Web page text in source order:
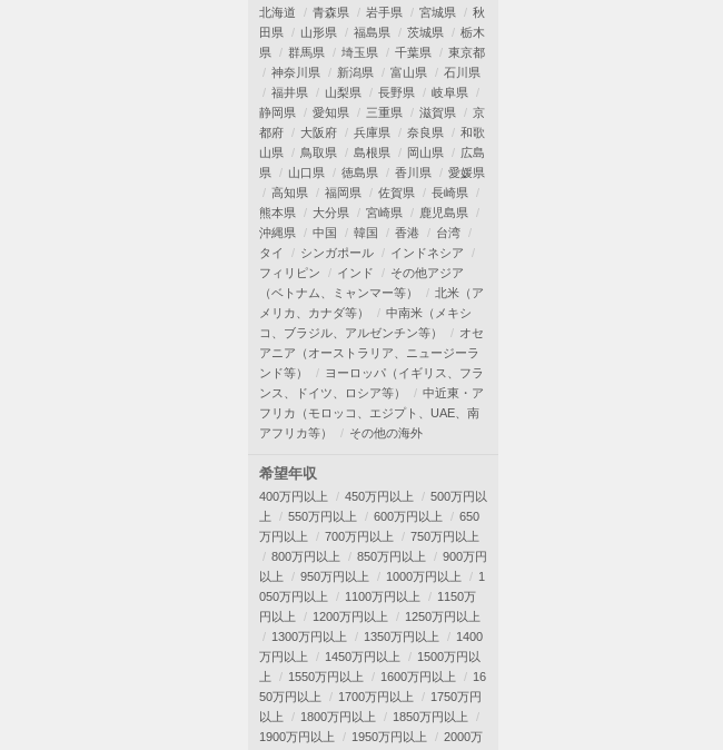
北海道 青森県 岩手県 宮城県
秋
田県
山形県 福島県 茨城県
栃木
県
群馬県 埼玉県 千葉県
東京都
神奈川県
新潟県 富山県
石川県
福井県
山梨県 長野県
岐阜県
静岡県
愛知県 三重県 滋賀県
京
都府
大阪府 兵庫県 奈良県
和歌
山県
鳥取県 島根県 岡山県
広島
県
山口県 徳島県 香川県
愛媛県
高知県
福岡県 佐賀県
長崎県
熊本県
大分県 宮崎県
鹿児島県
沖縄県
中国 韓国 香港
台湾
タイ
シンガポール
インドネシア
フィリピン
インド
その他アジア
（ベトナム、ミャンマー等）
北米（ア
メリカ、カナダ等）
中南米（メキシ
コ、ブラジル、アルゼンチン等）
オセ
アニア（オーストラリア、ニュージーラ
ンド等）
ヨーロッパ（イギリス、フラ
ンス、ドイツ、ロシア等）
中近東・ア
フリカ（モロッコ、エジプト、UAE、南
アフリカ等）
その他の海外
希望年収
400万円以上 450万円以上
500万円以
上
550万円以上 600万円以上
650
万円以上
700万円以上
750万円以上
800万円以上
850万円以上
900万円
以上
950万円以上 1000万円以上
1
050万円以上
1100万円以上
1150万
円以上
1200万円以上
1250万円以上
1300万円以上
1350万円以上
1400
万円以上
1450万円以上
1500万円以
上
1550万円以上 1600万円以上
16
50万円以上
1700万円以上
1750万円
以上
1800万円以上
1850万円以上
1900万円以上
1950万円以上
2000万